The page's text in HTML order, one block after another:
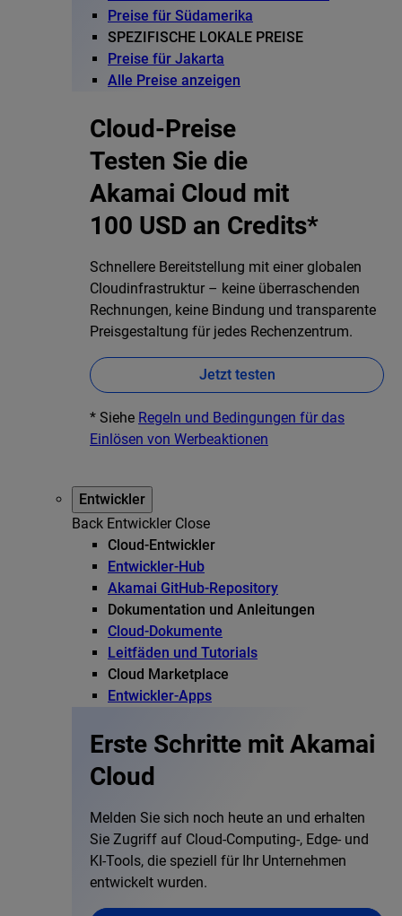
Preise für Südamerika
SPEZIFISCHE LOKALE PREISE
Preise für Jakarta
Alle Preise anzeigen
Cloud-Preise
Testen Sie die
Akamai Cloud mit
100 USD an Credits*
Schnellere Bereitstellung mit einer globalen
Cloudinfrastruktur – keine überraschenden
Rechnungen, keine Bindung und transparente
Preisgestaltung für jedes Rechenzentrum.
Jetzt testen
* Siehe Regeln und Bedingungen für das
Einlösen von Werbeaktionen
Entwickler
Back Entwickler Close
Cloud-Entwickler
Entwickler-Hub
Akamai GitHub-Repository
Dokumentation und Anleitungen
Cloud-Dokumente
Leitfäden und Tutorials
Cloud Marketplace
Entwickler-Apps
Erste Schritte mit Akamai
Cloud
Melden Sie sich noch heute an und erhalten
Sie Zugriff auf Cloud-Computing-, Edge- und
KI-Tools, die speziell für Ihr Unternehmen
entwickelt wurden.